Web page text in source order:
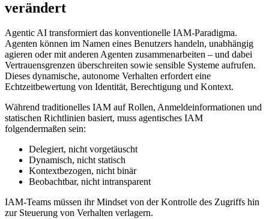
verändert
Agentic AI transformiert das konventionelle IAM-Paradigma.
Agenten können im Namen eines Benutzers handeln, unabhängig
agieren oder mit anderen Agenten zusammenarbeiten – und dabei
Vertrauensgrenzen überschreiten sowie sensible Systeme aufrufen.
Dieses dynamische, autonome Verhalten erfordert eine
Echtzeitbewertung von Identität, Berechtigung und Kontext.
Während traditionelles IAM auf Rollen, Anmeldeinformationen und
statischen Richtlinien basiert, muss agentisches IAM
folgendermaßen sein:
Delegiert, nicht vorgetäuscht
Dynamisch, nicht statisch
Kontextbezogen, nicht binär
Beobachtbar, nicht intransparent
IAM-Teams müssen ihr Mindset von der Kontrolle des Zugriffs hin
zur Steuerung von Verhalten verlagern.